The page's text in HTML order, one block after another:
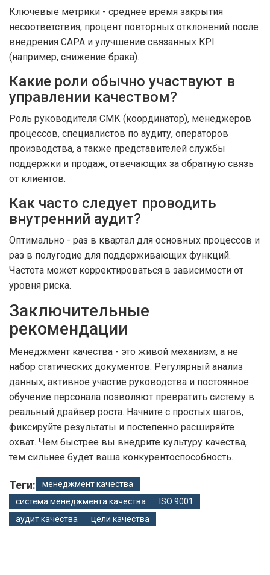
Ключевые метрики - среднее время закрытия
несоответствия, процент повторных отклонений после
внедрения CAPA и улучшение связанных KPI
(например, снижение брака).
Какие роли обычно участвуют в
управлении качеством?
Роль руководителя СМК (координатор), менеджеров
процессов, специалистов по аудиту, операторов
производства, а также представителей службы
поддержки и продаж, отвечающих за обратную связь
от клиентов.
Как часто следует проводить
внутренний аудит?
Оптимально - раз в квартал для основных процессов и
раз в полугодие для поддерживающих функций.
Частота может корректироваться в зависимости от
уровня риска.
Заключительные
рекомендации
Менеджмент качества - это живой механизм, а не
набор статических документов. Регулярный анализ
данных, активное участие руководства и постоянное
обучение персонала позволяют превратить систему в
реальный драйвер роста. Начните с простых шагов,
фиксируйте результаты и постепенно расширяйте
охват. Чем быстрее вы внедрите культуру качества,
тем сильнее будет ваша конкурентоспособность.
Теги:
менеджмент качества
система менеджмента качества
ISO 9001
аудит качества
цели качества